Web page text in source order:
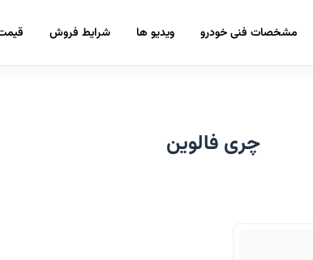
مشخصات فنی خودرو ویدیو ها شرایط فروش
چری فالوین